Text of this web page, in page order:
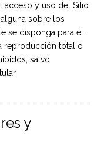
acceso y uso del Sitio
sobre los
se disponga para el
reproducción total o
salvo
y